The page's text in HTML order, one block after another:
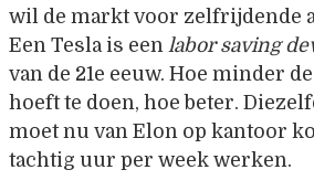
wil de markt voor zelfrijdende
Een Tesla is een labor saving
van de 21e eeuw. Hoe minder
hoeft te doen, hoe beter.
moet nu van Elon op kantoor
tachtig uur per week werken.